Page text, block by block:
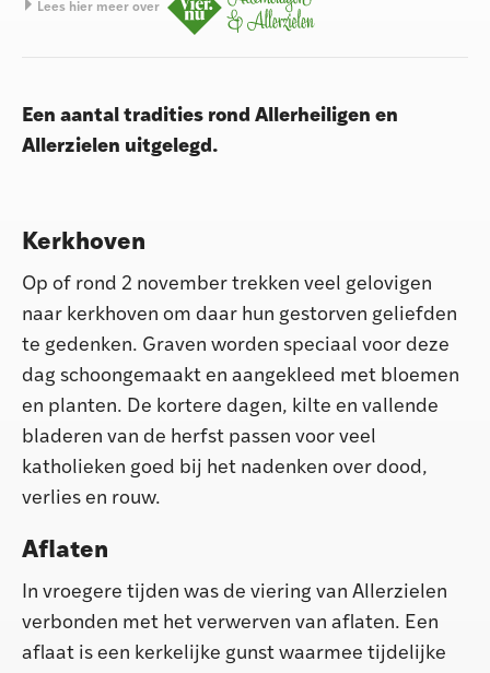
Lees hier meer over
Een aantal tradities rond Allerheiligen en
Allerzielen uitgelegd.
Kerkhoven
Op of rond 2 november trekken veel gelovigen
naar kerkhoven om daar hun gestorven geliefden
te gedenken. Graven worden speciaal voor deze
dag schoongemaakt en aangekleed met bloemen
en planten. De kortere dagen, kilte en vallende
bladeren van de herfst passen voor veel
katholieken goed bij het nadenken over dood,
verlies en rouw.
Aflaten
In vroegere tijden was de viering van Allerzielen
verbonden met het verwerven van aflaten. Een
aflaat is een kerkelijke gunst waarmee tijdelijke